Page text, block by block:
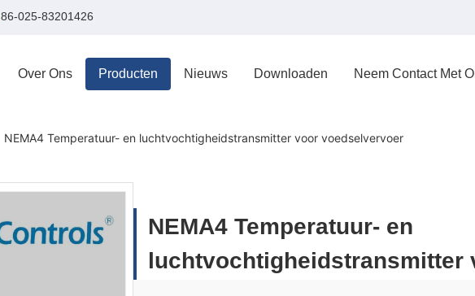
86-025-83201426
Over Ons Producten Nieuws Downloaden Neem Contact Met
NEMA4 Temperatuur- en luchtvochtigheidstransmitter voor voedselvervoer
NEMA4 Temperatuur- en
luchtvochtigheidstransmitter